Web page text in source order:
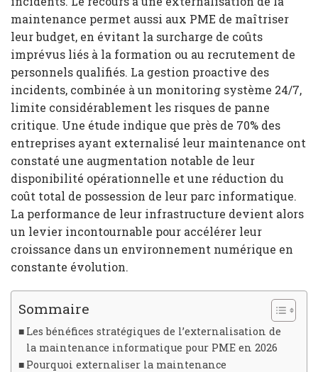
maintenance permet aussi aux PME de maîtriser
leur budget, en évitant la surcharge de coûts
imprévus liés à la formation ou au recrutement de
personnels qualifiés. La gestion proactive des
incidents, combinée à un monitoring système 24/7,
limite considérablement les risques de panne
critique. Une étude indique que près de 70% des
entreprises ayant externalisé leur maintenance ont
constaté une augmentation notable de leur
disponibilité opérationnelle et une réduction du
coût total de possession de leur parc informatique.
La performance de leur infrastructure devient alors
un levier incontournable pour accélérer leur
croissance dans un environnement numérique en
constante évolution.
Sommaire
Les bénéfices stratégiques de l’externalisation de
la maintenance informatique pour PME en 2026
Pourquoi externaliser la maintenance